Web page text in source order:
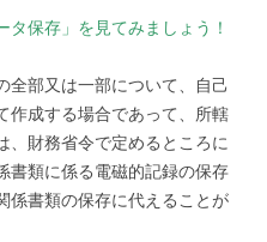
保存」を見てみましょう！
全部又は一部について、自己
作成する場合であって、所轄
、財務省令で定めるところに
書類に係る電磁的記録の保存
係書類の保存に代えることが